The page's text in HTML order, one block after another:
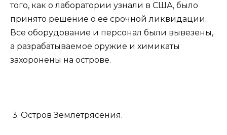
того, как о лаборатории узнали в США, было
принято решение о ее срочной ликвидации.
Все оборудование и персонал были вывезены,
а разрабатываемое оружие и химикаты
захоронены на острове.
3. Остров Землетрясения.